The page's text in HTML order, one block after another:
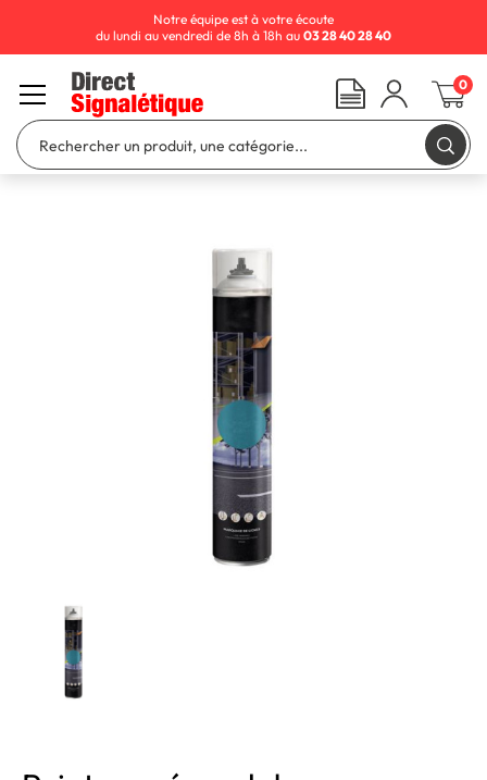
Notre équipe est à votre écoute
du lundi au vendredi de 8h à 18h au 03 28 40 28 40
0